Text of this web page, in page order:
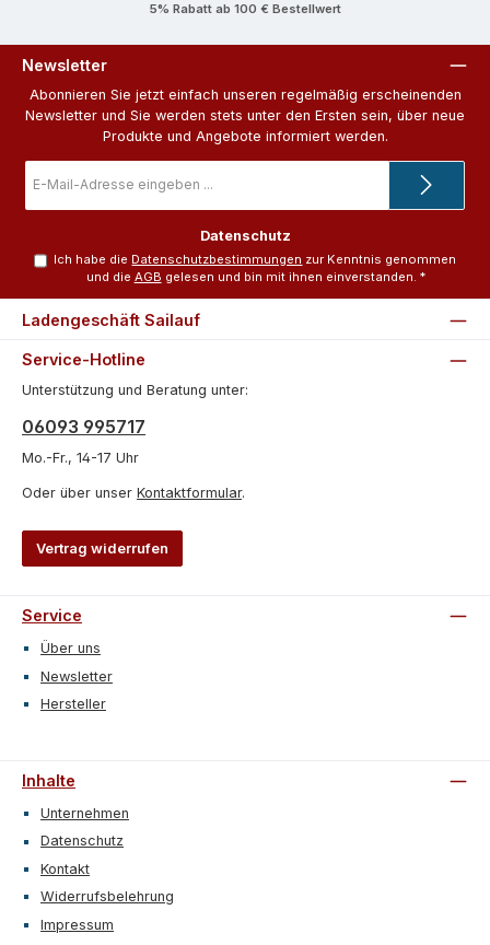
5% Rabatt ab 100 € Bestellwert
Newsletter
Abonnieren Sie jetzt einfach unseren regelmäßig erscheinenden
Newsletter und Sie werden stets unter den Ersten sein, über neue
Produkte und Angebote informiert werden.
Mail-
Datenschutz
Ich habe die Datenschutzbestimmungen zur Kenntnis genommen
und die AGB gelesen und bin mit ihnen einverstanden. *
Service-Hotline
Unterstützung und Beratung unter:
06093 995717
Mo.-Fr., 14-17 Uhr
Oder über unser Kontaktformular.
Vertrag widerrufen
Ladengeschäft Sailauf
Service
Über uns
Newsletter
Hersteller
Inhalte
Unternehmen
Datenschutz
Kontakt
Widerrufsbelehrung
Impressum